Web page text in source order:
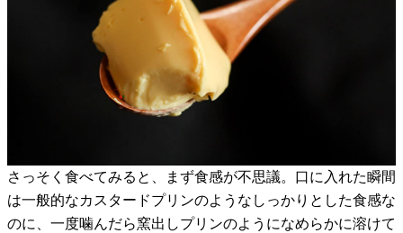
さっそく食べてみると、まず食感が不思議。口に入れた瞬間
は一般的なカスタードプリンのようなしっかりとした食感な
のに、一度噛んだら窯出しプリンのようになめらかに溶けて